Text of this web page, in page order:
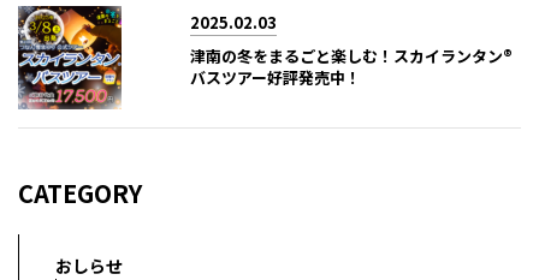
2025.02.03
津南の冬をまるごと楽しむ！スカイランタン®
バスツアー好評発売中！
CATEGORY
おしらせ